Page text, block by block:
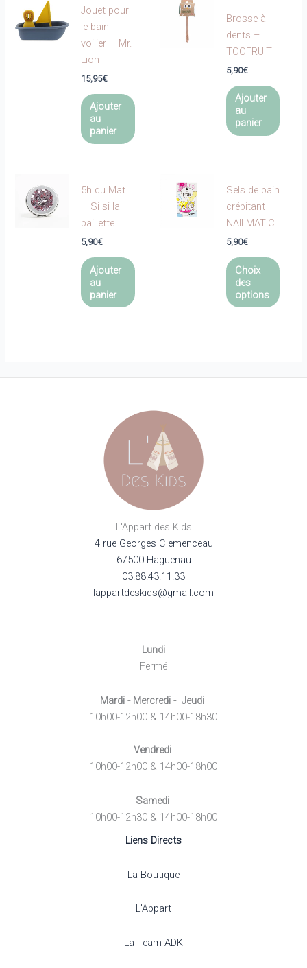
Jouet pour
le bain
voilier – Mr.
Lion
15,95€
Ajouter
au
panier
Brosse à
dents –
TOOFRUIT
5,90€
Ajouter
au
panier
5h du Mat
– Si si la
paillette
5,90€
Ajouter
au
panier
Sels de bain
crépitant –
NAILMATIC
5,90€
Choix
des
options
a
L'Appart des Kids
4 rue Georges Clemenceau
67500 Haguenau
03.88.43.11.33
lappartdeskids@gmail.com
Lundi
Fermé
Mardi - Mercredi - Jeudi
10h00-12h00 & 14h00-18h30
Vendredi
10h00-12h00 & 14h00-18h00
Samedi
10h00-12h30 & 14h00-18h00
Liens Directs
La Boutique
L'Appart
La Team ADK